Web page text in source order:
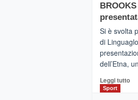
la
Al
via
i
Si è svolta
di
dell’Etna,
Leggi tutto
Sport